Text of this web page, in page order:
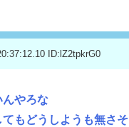
ID:lZ2tpkrG0
んやろな
もどうしようも無さ